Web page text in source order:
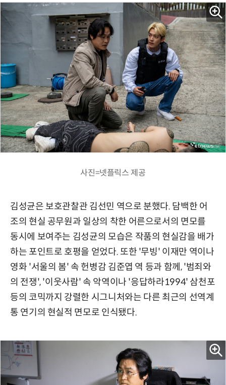
사진=넷플릭스 제공
김성균은 보호관찰관 김선민 역으로 분했다. 담백한 어
조의 현실 공무원과 일상의 착한 어른으로서의 면모를
동시에 보여주는 김성균의 모습은 작품의 현실감을 배가
하는 포인트로 호평을 얻었다. 또한 '무빙' 이재만 역이나
영화 '서울의 봄' 속 헌병감 김준엽 역 등과 함께, '범죄와
의 전쟁', '이웃사람' 속 악역이나 '응답하라1994' 삼천포
등의 코믹까지 강렬한 시그니처와는 다른 최근의 선역계
통 연기의 현실적 면모로 인식됐다.